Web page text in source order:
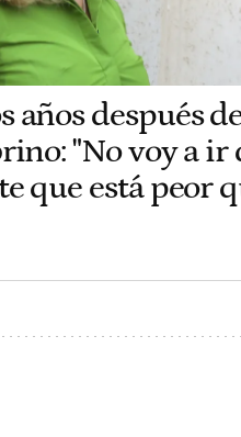
años después
"No voy a ir
que está peor